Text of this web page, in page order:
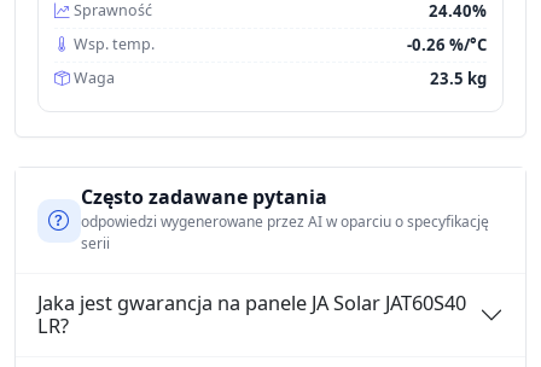
Sprawność
24.40%
Wsp. temp. -0.26 %/°C
Waga 23.5 kg
Często zadawane pytania
odpowiedzi wygenerowane przez AI w oparciu o specyfikację
serii
Jaka jest gwarancja na panele JA Solar JAT60S40
LR?